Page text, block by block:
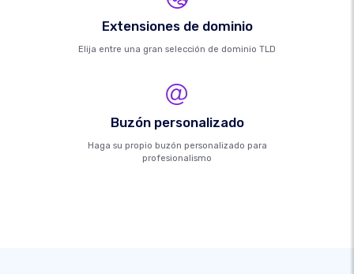
Extensiones de dominio
Elija entre una gran selección de dominio TLD
Buzón personalizado
Haga su propio buzón personalizado para
profesionalismo